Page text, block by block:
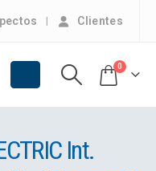
Clientes
0
Int.